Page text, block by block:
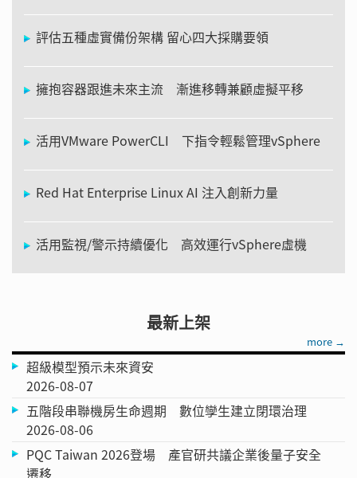
評估五種虛實備份架構 留心四大採購要領
擁抱容器跟進未來主流 漸進移轉兼顧虛擬平移
活用VMware PowerCLI 下指令輕鬆管理vSphere
Red Hat Enterprise Linux AI 注入創新力量
活用監視/警示持續優化 高效運行vSphere虛機
最新上架
more →
超級模型預示未來資安
2026-08-07
五階段串聯機房生命週期 數位孿生建立閉環治理
2026-08-06
PQC Taiwan 2026登場 產官研共議企業後量子安全
遷移